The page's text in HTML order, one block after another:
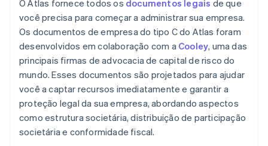
O Atlas fornece todos os documentos legais de que
você precisa para começar a administrar sua empresa.
Os documentos de empresa do tipo C do Atlas foram
desenvolvidos em colaboração com a Cooley, uma das
principais firmas de advocacia de capital de risco do
mundo. Esses documentos são projetados para ajudar
você a captar recursos imediatamente e garantir a
proteção legal da sua empresa, abordando aspectos
como estrutura societária, distribuição de participação
societária e conformidade fiscal.